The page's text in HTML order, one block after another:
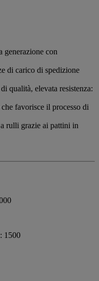
generazione con
di carico di spedizione
qualità, elevata resistenza:
favorisce il processo di
rulli grazie ai pattini in
1500